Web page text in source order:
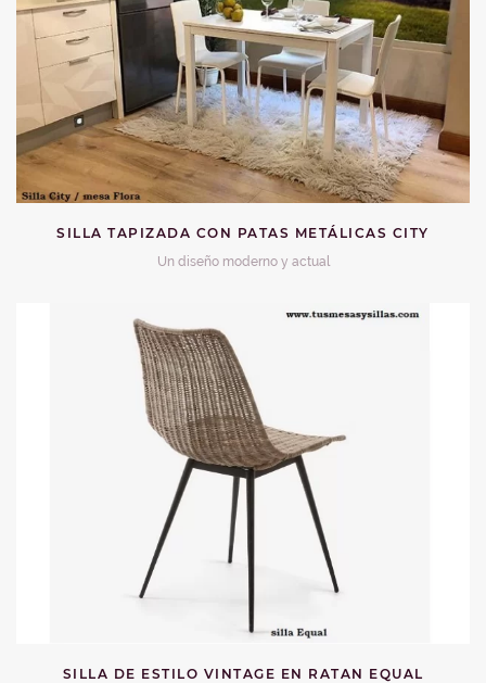
SILLA TAPIZADA CON PATAS METÁLICAS CITY
Un diseño moderno y actual
SILLA DE ESTILO VINTAGE EN RATAN EQUAL